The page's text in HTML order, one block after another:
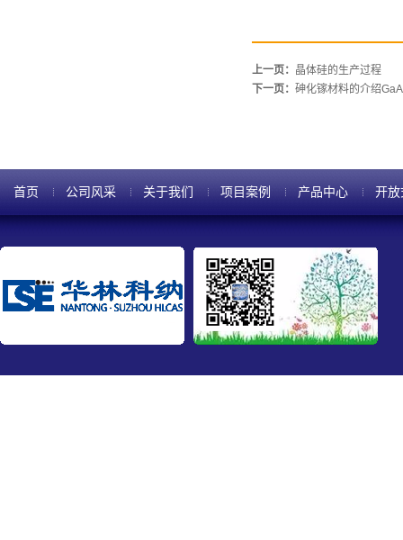
上一页： 晶体硅的生产过程
下一页： 砷化镓材料的介绍GaA
首页 公司风采 关于我们 项目案例 产品中心 开放